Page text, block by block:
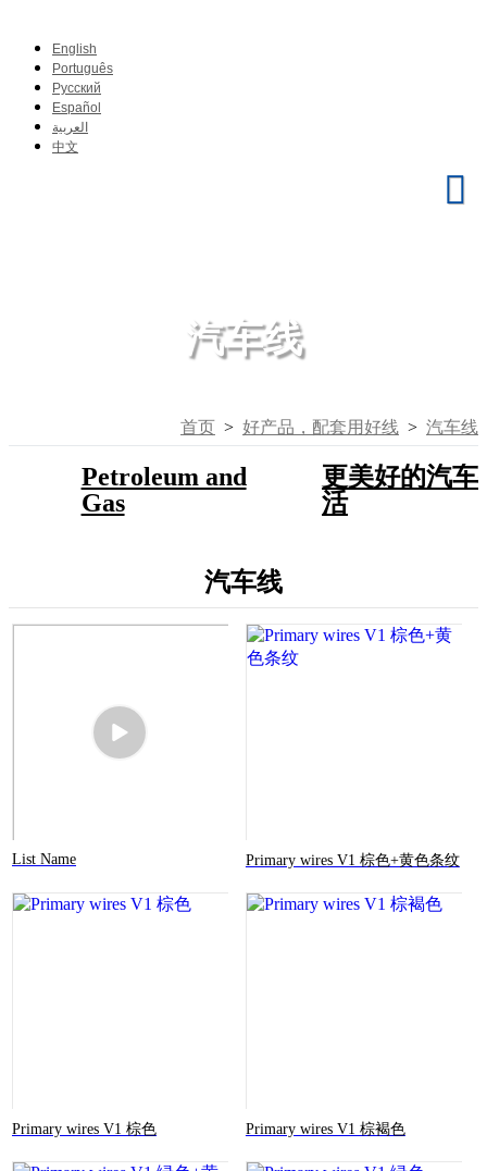
English
Português
Pусский
Español
العربية
中文
汽车线
首页 > 好产品，配套用好线 > 汽车线
Petroleum and
Gas
更美好的汽车
活
汽车线
List Name Primary wires V1 棕色+黄色条纹
Primary wires V1 棕色 Primary wires V1 棕褐色